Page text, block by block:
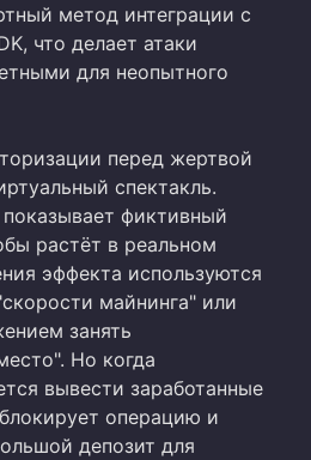
метод интеграции с
что делает атаки
для неопытного
перед жертвой
спектакль.
фиктивный
растёт в реальном
эффекта используются
майнинга" или
занять
Но когда
вывести заработанные
операцию и
депозит для